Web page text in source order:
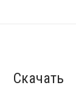
Скачать